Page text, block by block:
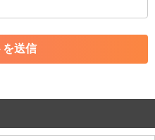
む内容の投稿
の投稿
した投稿
い。